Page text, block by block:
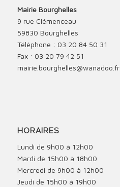
Mairie Bourghelles
9 rue Clémenceau
59830 Bourghelles
Téléphone : 03 20 84 50 31
Fax : 03 20 79 42 51
mairie.bourghelles@wanadoo.fr
HORAIRES
Lundi de 9h00 à 12h00
Mardi de 15h00 à 18h00
Mercredi de 9h00 à 12h00
Jeudi de 15h00 à 19h00